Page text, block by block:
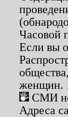
Часовой
Если вы
женщин.
СМИ
Адреса